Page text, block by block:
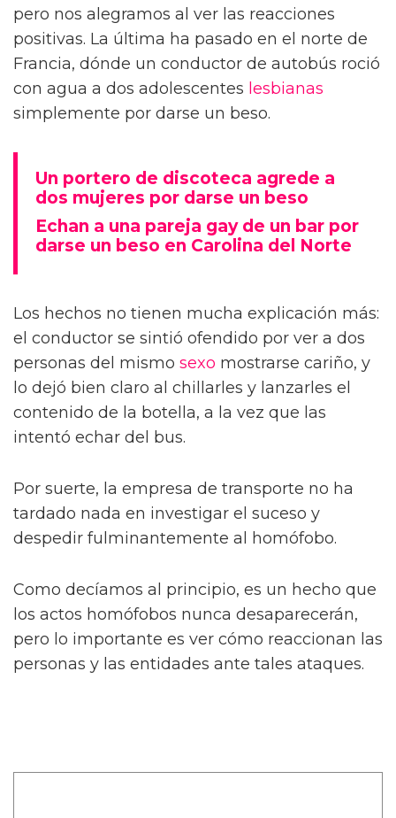
pero nos alegramos al ver las reacciones
positivas. La última ha pasado en el norte de
Francia, dónde un conductor de autobús roció
con agua a dos adolescentes lesbianas
simplemente por darse un beso.
Un portero de discoteca agrede a
dos mujeres por darse un beso
Echan a una pareja gay de un bar por
darse un beso en Carolina del Norte
Los hechos no tienen mucha explicación más:
el conductor se sintió ofendido por ver a dos
personas del mismo sexo mostrarse cariño, y
lo dejó bien claro al chillarles y lanzarles el
contenido de la botella, a la vez que las
intentó echar del bus.
Por suerte, la empresa de transporte no ha
tardado nada en investigar el suceso y
despedir fulminantemente al homófobo.
Como decíamos al principio, es un hecho que
los actos homófobos nunca desaparecerán,
pero lo importante es ver cómo reaccionan las
personas y las entidades ante tales ataques.